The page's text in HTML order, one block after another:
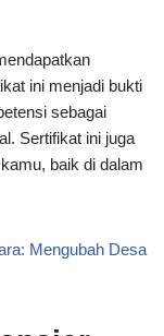
ini menjadi bukti
sebagai
Sertifikat ini juga
baik di dalam
Mengubah Desa